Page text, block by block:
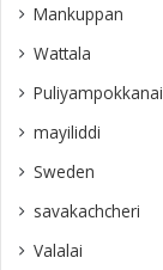
Mankuppan
Wattala
Puliyampokkanai
mayiliddi
Sweden
savakachcheri
Valalai